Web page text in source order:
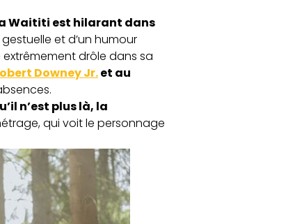
Waititi est hilarant dans
et d’un humour
drôle dans sa
Downey Jr.et au
n’est plus là, la
qui voit le personnage